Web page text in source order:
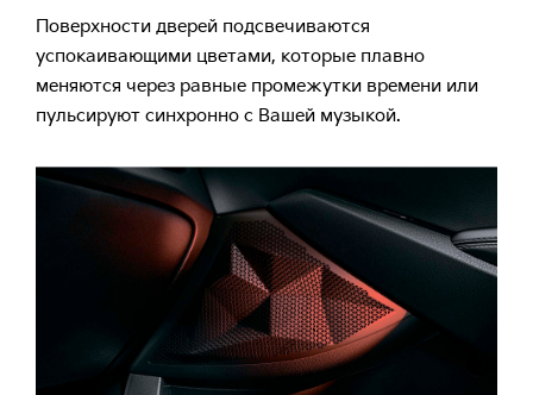
Поверхности дверей подсвечиваются
успокаивающими цветами, которые плавно
меняются через равные промежутки времени или
пульсируют синхронно с Вашей музыкой.